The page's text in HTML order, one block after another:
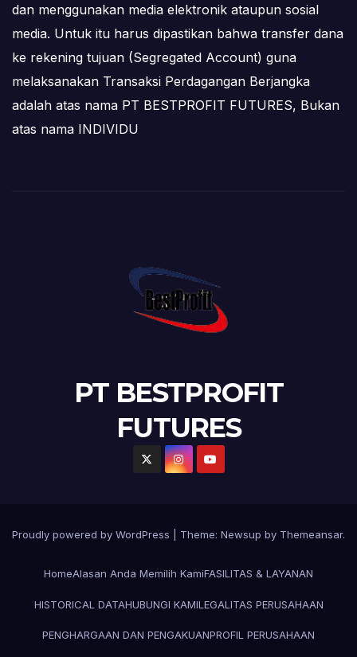
dan menggunakan media elektronik ataupun sosial
media. Untuk itu harus dipastikan bahwa transfer dana
ke rekening tujuan (Segregated Account) guna
melaksanakan Transaksi Perdagangan Berjangka
adalah atas nama PT BESTPROFIT FUTURES, Bukan
atas nama INDIVIDU
PT BESTPROFIT
FUTURES
Proudly powered by WordPress Theme: Newsup by Themeansar.
HomeAlasan Anda Memilih KamiFASILITAS & LAYANAN
HISTORICAL DATAHUBUNGI KAMILEGALITAS PERUSAHAAN
PENGHARGAAN DAN PENGAKUANPROFIL PERUSAHAAN